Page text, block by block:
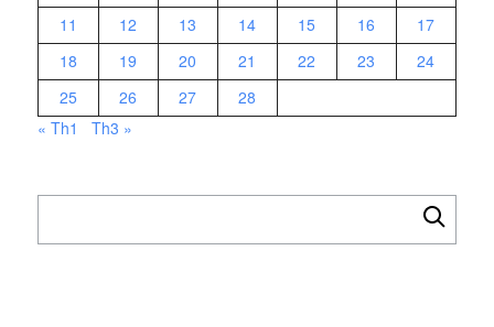
11
12 13 14 15 16
17
18
19 20 21 22 23
24
25
26 27
28
« Th1
Th3 »
cho: